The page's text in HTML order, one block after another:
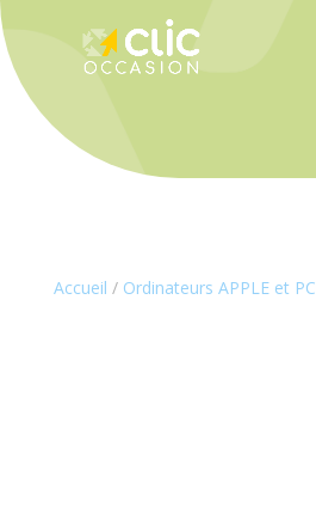
Accueil / Ordinateurs APPLE et PC
Panneau de gestion des cookies